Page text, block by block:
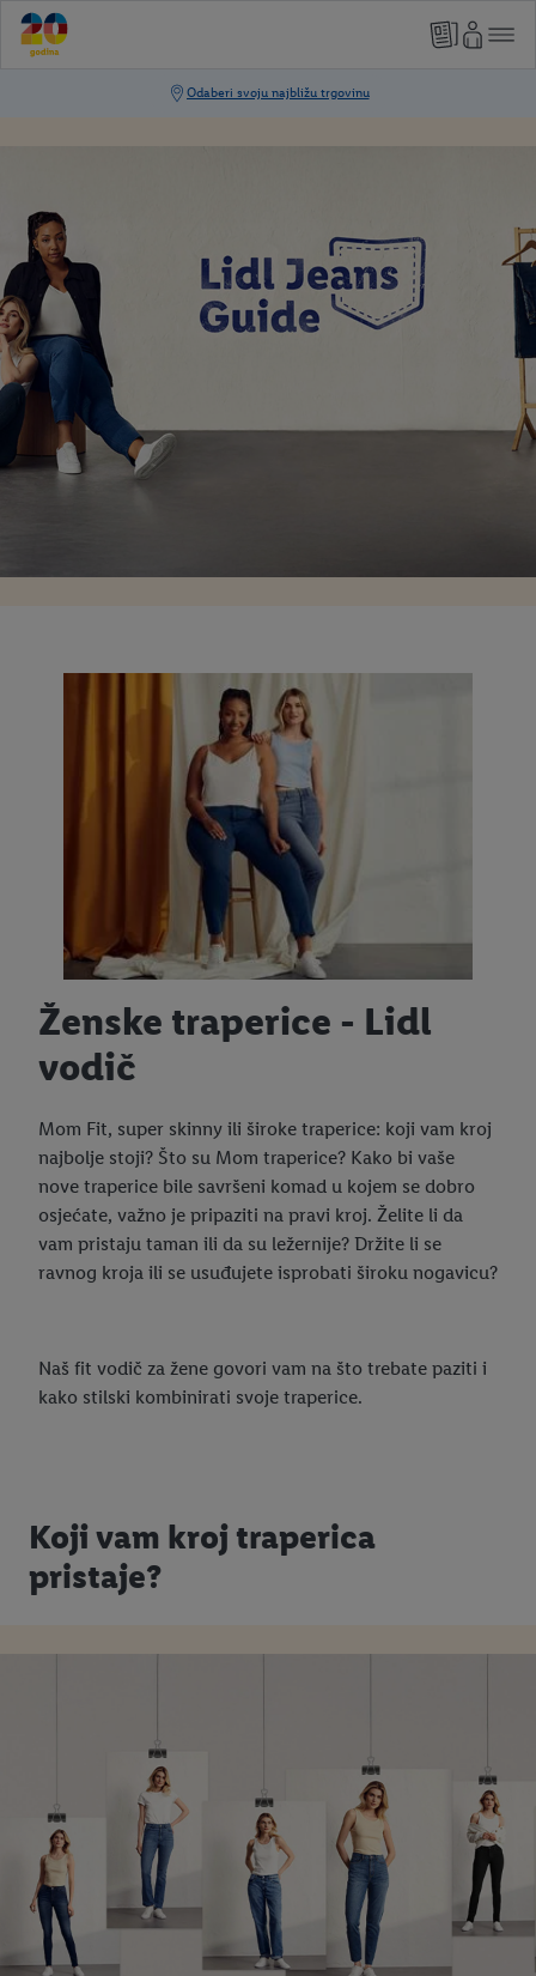
Ženske traperice - Lidl
vodič
Mom Fit, super skinny ili široke traperice: koji vam kroj
najbolje stoji? Što su Mom traperice? Kako bi vaše
nove traperice bile savršeni komad u kojem se dobro
osjećate, važno je pripaziti na pravi kroj. Želite li da
vam pristaju taman ili da su ležernije? Držite li se
ravnog kroja ili se usuđujete isprobati široku nogavicu?
Naš fit vodič za žene govori vam na što trebate paziti i
kako stilski kombinirati svoje traperice.
Koji vam kroj traperica
pristaje?